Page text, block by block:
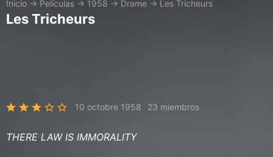
Inicio → Películas → 1958 → Drame → Les Tricheurs
Les Tricheurs
10 octobre 1958 23 miembros
THERE LAW IS IMMORALITY